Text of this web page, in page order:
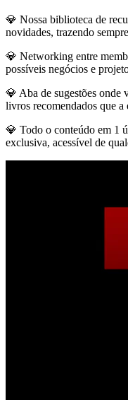
💎 Nossa biblioteca de
novidades, trazendo
💎 Networking entre
possíveis negócios e
💎 Aba de sugestões onde
livros recomendados que
💎 Todo o conteúdo em 1
exclusiva, acessível de